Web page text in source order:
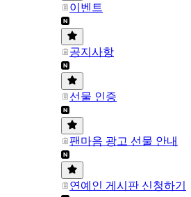
이벤트
공지사항
선물 인증
팬마음 광고 선물 안내
연예인 게시판 신청하기